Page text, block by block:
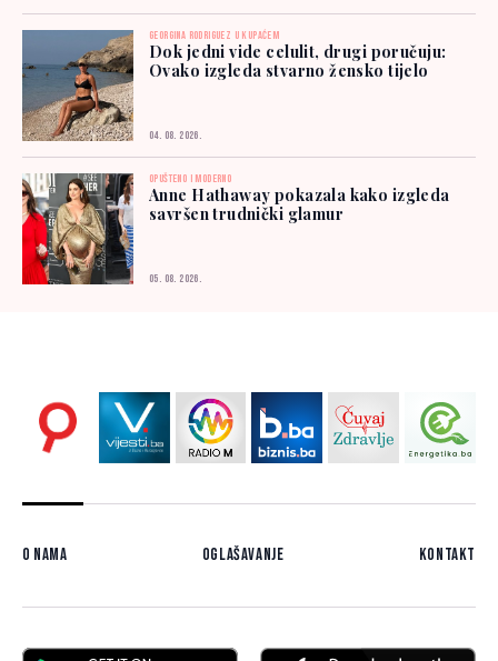
GEORGINA RODRIGUEZ U KUPAĆEM
Dok jedni vide celulit, drugi poručuju:
Ovako izgleda stvarno žensko tijelo
04. 08. 2026.
OPUŠTENO I MODERNO
Anne Hathaway pokazala kako izgleda
savršen trudnički glamur
05. 08. 2026.
O nama Oglašavanje Kontakt